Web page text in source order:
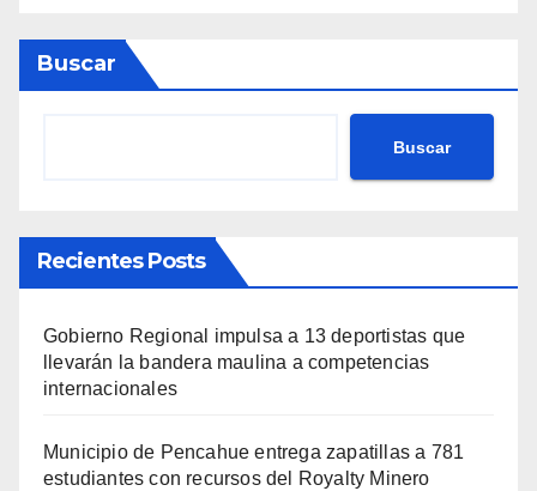
Buscar
Buscar
Recientes Posts
Gobierno Regional impulsa a 13 deportistas que
llevarán la bandera maulina a competencias
internacionales
Municipio de Pencahue entrega zapatillas a 781
estudiantes con recursos del Royalty Minero